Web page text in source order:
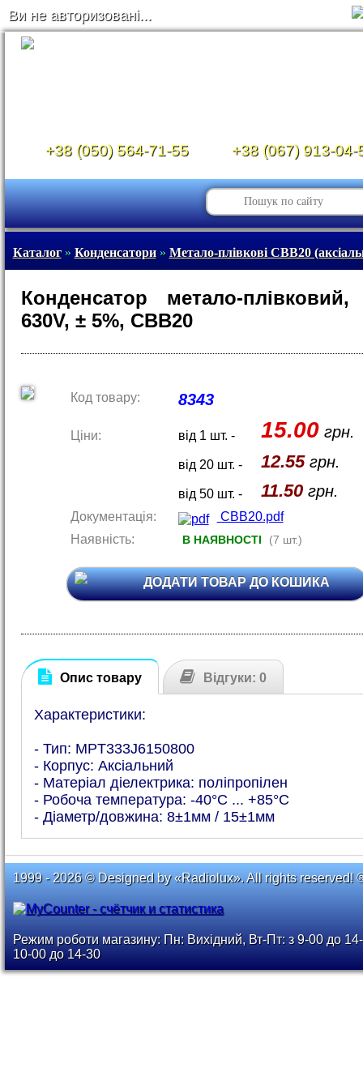
Ви не авторизовані...
+38 (050) 564-71-55 +38 (067) 913-04-
Каталог» Конденсатори» Метало-плівкові CBB20
Конденсатор метало-
630V, ± 5%, CBB20
Код товару: 8343
Ціни: від 1 шт. - 15.00грн.
від 20 шт. - 12.55грн.
від 50 шт. - 11.50грн.
Документація:
CBB20.pdf
Наявність:
В НАЯВНОСТІ (7 шт.)
ДОДАТИ ТОВАР ДО КОШИКА
Опис товару Відгуки: 0
Характеристики:
- Тип: MPT333J6150800
- Корпус: Аксіальний
- Матеріал діелектрика: поліпропілен
- Робоча температура: -40°C ... +85°C
- Діаметр/довжина: 8±1мм / 15±1мм
1999 - 2026 © Designed by «Radiolux». All rights reserved!
Режим роботи магазину: Пн: Вихідний, Вт-Пт: з 9-00 до
10-00 до 14-30